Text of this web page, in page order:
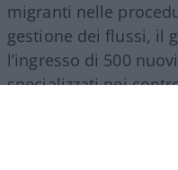
migranti nelle
gestione dei flussi, il
l’ingresso di 500
specializzati nei